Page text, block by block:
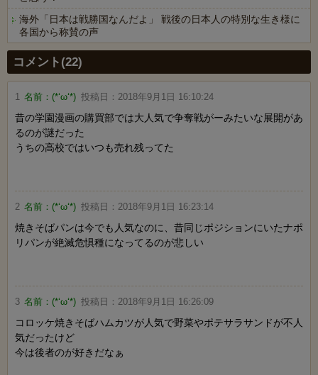
海外「日本は戦勝国なんだよ」 戦後の日本人の特別な生き様に
各国から称賛の声
Powered by livedoor 相互RSS
コメント(22)
1 名前： (*‘ω‘*) 投稿日： 2018年9月1日 16:10:24
昔の学園漫画の購買部では大人気で争奪戦がーみたいな展開があ
るのが謎だった
うちの高校ではいつも売れ残ってた
2 名前： (*‘ω‘*) 投稿日： 2018年9月1日 16:23:14
焼きそばパンは今でも人気なのに、昔同じポジションにいたナポ
リパンが絶滅危惧種になってるのが悲しい
3 名前： (*‘ω‘*) 投稿日： 2018年9月1日 16:26:09
コロッケ焼きそばハムカツが人気で野菜やポテサラサンドが不人
気だったけど
今は後者のが好きだなぁ